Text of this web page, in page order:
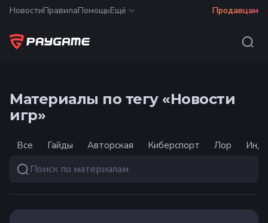
НовостиПравилаПомощьЕщё Продавцам
Материалы по тегу «Новости
игр»
Все Гайды Авторская Киберспорт Лор